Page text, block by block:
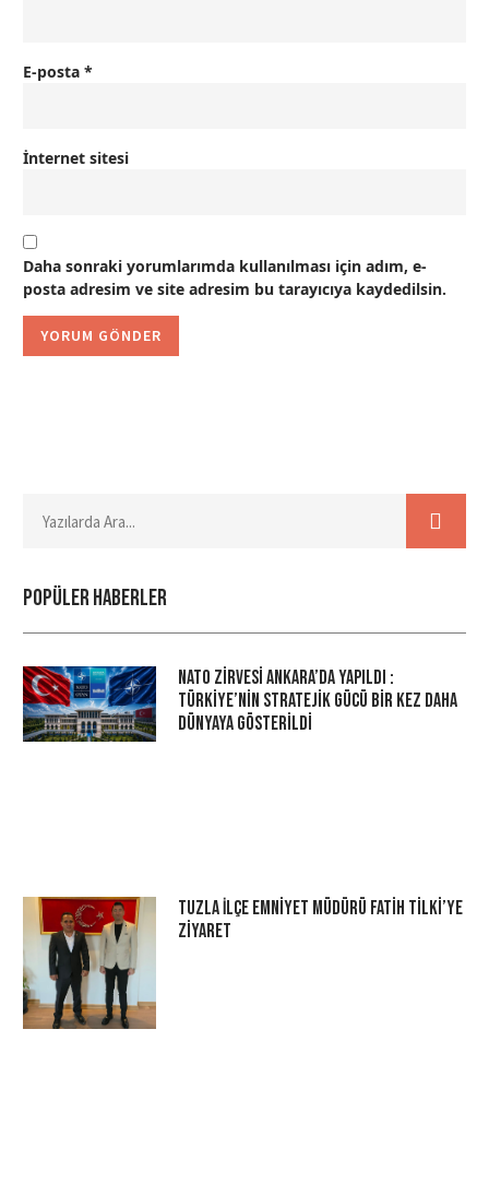
E-posta *
İnternet sitesi
Daha sonraki yorumlarımda kullanılması için adım, e-
posta adresim ve site adresim bu tarayıcıya kaydedilsin.
Popüler haberler
NATO Zirvesi Ankara’da Yapıldı :
Türkiye’nin Stratejik Gücü Bir Kez Daha
Dünyaya Gösterildi
Tuzla İlçe Emniyet Müdürü Fatih Tilki’ye
Ziyaret